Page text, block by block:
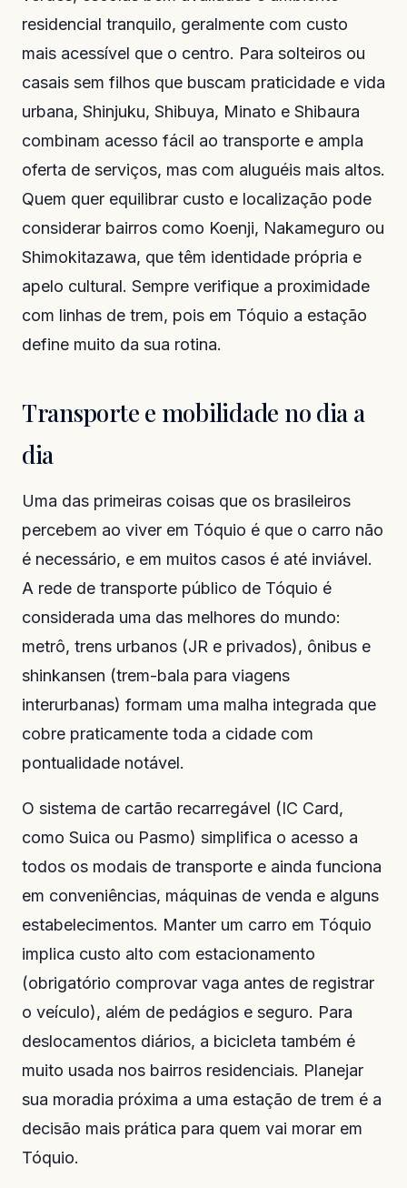
residencial tranquilo, geralmente com custo
mais acessível que o centro. Para solteiros ou
casais sem filhos que buscam praticidade e vida
urbana, Shinjuku, Shibuya, Minato e Shibaura
combinam acesso fácil ao transporte e ampla
oferta de serviços, mas com aluguéis mais altos.
Quem quer equilibrar custo e localização pode
considerar bairros como Koenji, Nakameguro ou
Shimokitazawa, que têm identidade própria e
apelo cultural. Sempre verifique a proximidade
com linhas de trem, pois em Tóquio a estação
define muito da sua rotina.
Transporte e mobilidade no dia a
dia
Uma das primeiras coisas que os brasileiros
percebem ao viver em Tóquio é que o carro não
é necessário, e em muitos casos é até inviável.
A rede de transporte público de Tóquio é
considerada uma das melhores do mundo:
metrô, trens urbanos (JR e privados), ônibus e
shinkansen (trem-bala para viagens
interurbanas) formam uma malha integrada que
cobre praticamente toda a cidade com
pontualidade notável.
O sistema de cartão recarregável (IC Card,
como Suica ou Pasmo) simplifica o acesso a
todos os modais de transporte e ainda funciona
em conveniências, máquinas de venda e alguns
estabelecimentos. Manter um carro em Tóquio
implica custo alto com estacionamento
(obrigatório comprovar vaga antes de registrar
o veículo), além de pedágios e seguro. Para
deslocamentos diários, a bicicleta também é
muito usada nos bairros residenciais. Planejar
sua moradia próxima a uma estação de trem é a
decisão mais prática para quem vai morar em
Tóquio.